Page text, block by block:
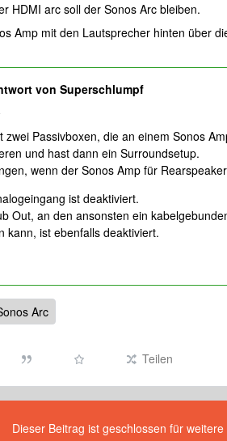
HDMI arc soll der Sonos Arc bleiben.
Amp mit den Lautsprecher hinten über
von Superschlumpf
zwei Passivboxen, die an einem Sonos
und hast dann ein Surroundsetup.
wenn der Sonos Amp für
ist deaktiviert.
Out, an den ansonsten ein
kann, ist ebenfalls deaktiviert.
Arc
Teilen
Dieser Beitrag ist geschlossen für